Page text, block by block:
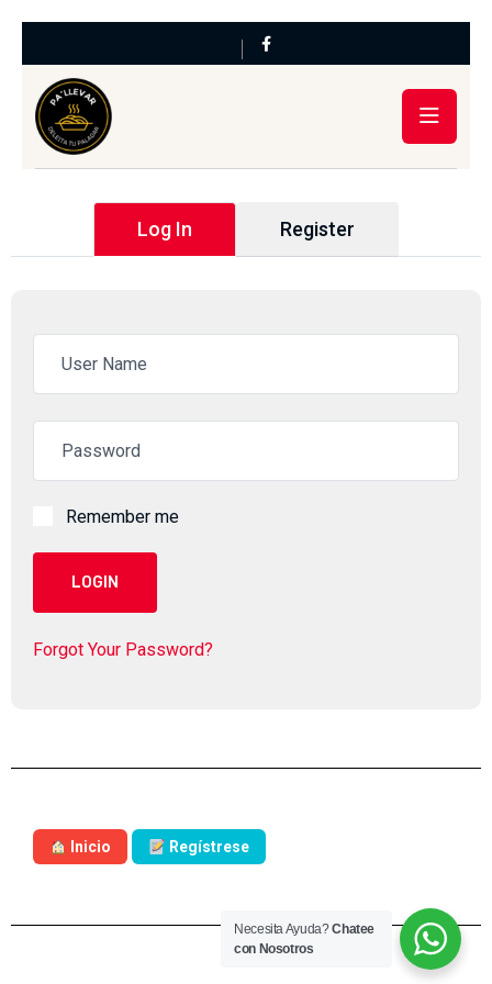
Log In Register
Remember me
LOGIN
Forgot Your Password?
Inicio Regístrese
Necesita Ayuda?Chatee
con Nosotros